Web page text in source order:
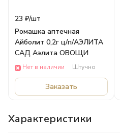
23 ₽/шт
Ромашка аптечная
Айболит 0,2г ц/п/АЭЛИТА
САД Аэлита ОВОЩИ
Нет в наличии Штучно
Заказать
Характеристики